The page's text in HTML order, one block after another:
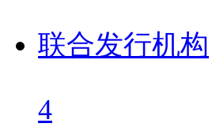
联合发行机构
4